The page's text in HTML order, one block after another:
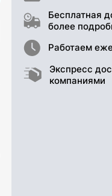
Бесплатная
более
Работаем
Экспресс
компаниями